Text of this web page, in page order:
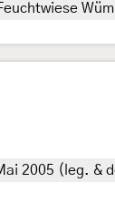
2005 (leg. &